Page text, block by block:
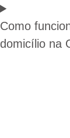
Como
domicílio na